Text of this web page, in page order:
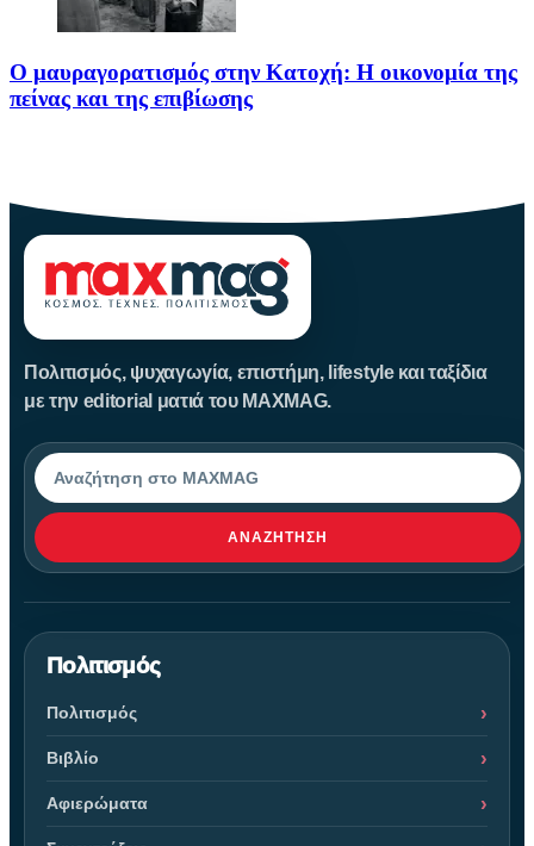
Ο μαυραγορατισμός στην Κατοχή: Η οικονομία της
πείνας και της επιβίωσης
Πολιτισμός, ψυχαγωγία, επιστήμη, lifestyle και ταξίδια
με την editorial ματιά του MAXMAG.
Αναζήτηση
ΑΝΑΖΉΤΗΣΗ
Πολιτισμός
Πολιτισμός
Βιβλίο
Αφιερώματα